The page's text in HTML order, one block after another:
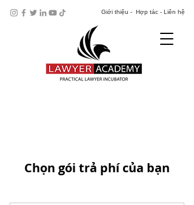
​Giới thiệu - Hợp tác - Liên hệ
Chọn gói trả phí của bạn